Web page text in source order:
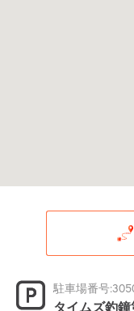
駐車場番号
タイムズ釣